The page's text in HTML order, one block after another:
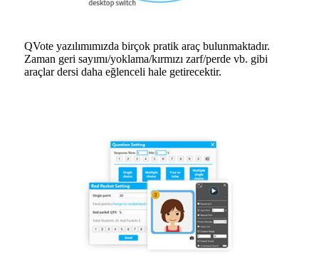
QVote yazılımımızda birçok pratik araç bulunmaktadır.
Zaman geri sayımı/yoklama/kırmızı zarf/perde vb. gibi
araçlar dersi daha eğlenceli hale getirecektir.